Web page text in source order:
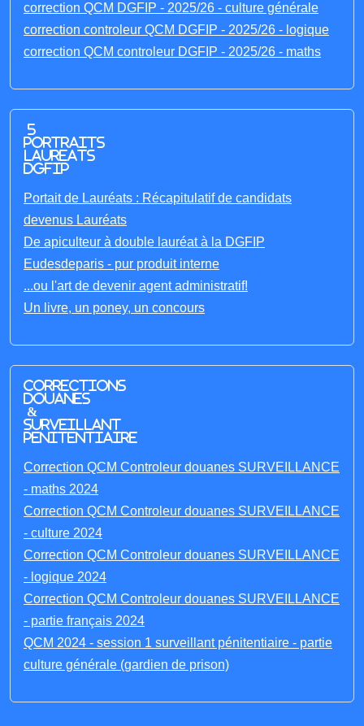
correction QCM DGFIP - 2025/26 - culture générale
correction controleur QCM DGFIP - 2025/26 - logique
correction QCM controleur DGFIP - 2025/26 - maths
5
portraits
laureats
DGFIP
Portait de Lauréats : Récapitulatif de candidats
devenus Lauréats
De apiculteur à double lauréat à la DGFIP
Eudesdeparis - pur produit interne
...ou l'art de devenir agent administratif!
Un livre, un poney, un concours
Corrections
Douanes
&
Surveillant
penitentiaire
Correction QCM Controleur douanes SURVEILLANCE
- maths 2024
Correction QCM Controleur douanes SURVEILLANCE
- culture 2024
Correction QCM Controleur douanes SURVEILLANCE
- logique 2024
Correction QCM Controleur douanes SURVEILLANCE
- partie français 2024
QCM 2024 - session 1 surveillant pénitentiaire - partie
culture générale (gardien de prison)